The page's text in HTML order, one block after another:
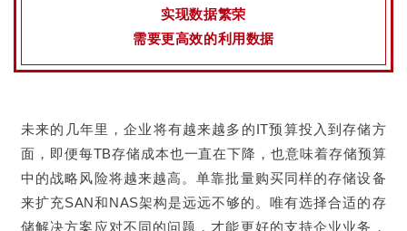
实现数据繁荣
需要更高效的利用数据
未来的几年里，企业将有越来越多的IT预算投入到存储方
面，即便每TB存储成本也一直在下降，也意味着存储预算
中的战略风险将越来越高。单靠批量购买同样的存储设备
来扩充SAN和NAS架构是远远不够的。唯有选择合适的存
储解决方案应对不同的问题，才能更好的支持企业业务，